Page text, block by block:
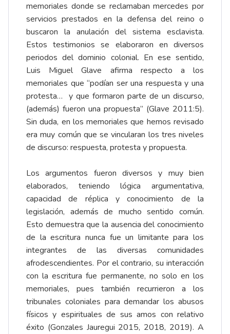
memoriales donde se reclamaban mercedes por
servicios prestados en la defensa del reino o
buscaron la anulación del sistema esclavista.
Estos testimonios se elaboraron en diversos
periodos del dominio colonial. En ese sentido,
Luis Miguel Glave afirma respecto a los
memoriales que “podían ser una respuesta y una
protesta… y que formaron parte de un discurso,
(además) fueron una propuesta” (Glave 2011:5).
Sin duda, en los memoriales que hemos revisado
era muy común que se vincularan los tres niveles
de discurso: respuesta, protesta y propuesta.
Los argumentos fueron diversos y muy bien
elaborados, teniendo lógica argumentativa,
capacidad de réplica y conocimiento de la
legislación, además de mucho sentido común.
Esto demuestra que la ausencia del conocimiento
de la escritura nunca fue un limitante para los
integrantes de las diversas comunidades
afrodescendientes. Por el contrario, su interacción
con la escritura fue permanente, no solo en los
memoriales, pues también recurrieron a los
tribunales coloniales para demandar los abusos
físicos y espirituales de sus amos con relativo
éxito (Gonzales Jauregui 2015, 2018, 2019). A